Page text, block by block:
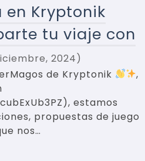
en Kryptonik
tu viaje con
2024
de Kryptonik
,
estamos
propuestas de juego
nos…